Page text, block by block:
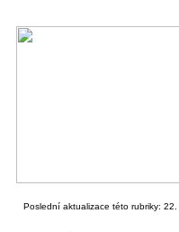
Poslední aktualizace této rubriky: